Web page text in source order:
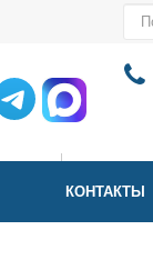
КОНТАКТЫ